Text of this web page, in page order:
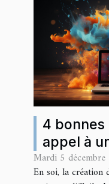
4 bonnes
appel à
de votre
Mardi 5
En soi, la création